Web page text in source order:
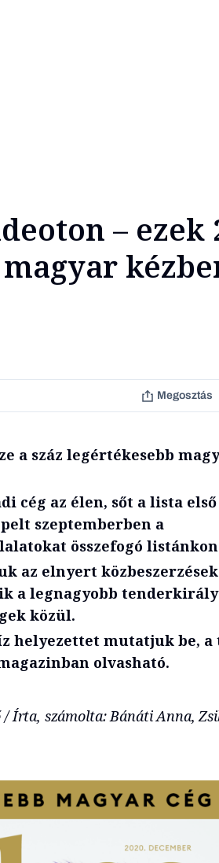
– ezek
Megosztás
a száz legértékesebb
cég az élen, sőt a lista
szeptemberben a
összefogó
az elnyert közbeszerzések
a legnagyobb
közül.
helyezettet mutatjuk be, a
olvasható.
/ Írta, számolta: Bánáti Anna,